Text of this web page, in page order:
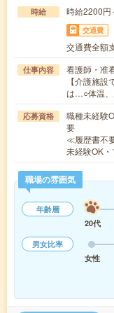
時給 時給2200
交通費
交通費全額
仕事内容
看護師・准
【介護施
は…○体温、
応募資格
職種未経験
要
≪履歴書不
未経験OK
職場の雰囲気
年齢層
20代
男女比率
女性